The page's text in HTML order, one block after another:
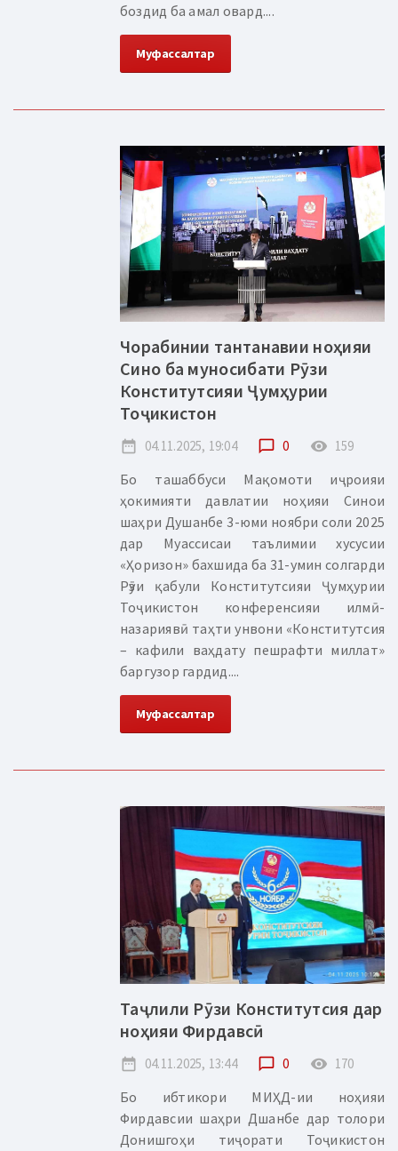
боздид ба амал овард....
Муфассалтар
Чорабинии тантанавии ноҳияи
Сино ба муносибати Рӯзи
Конститутсияи Ҷумҳурии
Тоҷикистон
date_range 04.11.2025, 19:04 chat_bubble_outline 0 remove_red_eye 159
Бо ташаббуси Мақомоти иҷроияи
ҳокимияти давлатии ноҳияи Синои
шаҳри Душанбе 3-юми ноябри соли 2025
дар Муассисаи таълимии хусусии
«Ҳоризон» бахшида ба 31-умин солгарди
Рӯзи қабули Конститутсияи Ҷумҳурии
Тоҷикистон конференсияи илмӣ-
назариявӣ таҳти унвони «Конститутсия
– кафили ваҳдату пешрафти миллат»
баргузор гардид....
Муфассалтар
Таҷлили Рӯзи Конститутсия дар
ноҳияи Фирдавсӣ
date_range 04.11.2025, 13:44 chat_bubble_outline 0 remove_red_eye 170
Бо ибтикори МИҲД-ии ноҳияи
Фирдавсии шаҳри Дшанбе дар толори
Донишгоҳи тиҷорати Тоҷикистон